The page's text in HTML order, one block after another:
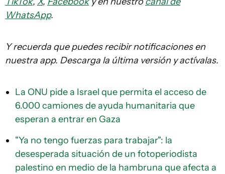
WhatsApp.
Y recuerda que puedes recibir notificaciones en
nuestra app. Descarga la última versión y actívalas.
La ONU pide a Israel que permita el acceso de
6.000 camiones de ayuda humanitaria que
esperan a entrar en Gaza
"Ya no tengo fuerzas para trabajar": la
desesperada situación de un fotoperiodista
palestino en medio de la hambruna que afecta a